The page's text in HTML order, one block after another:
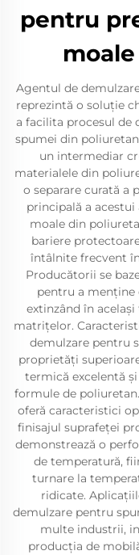
pentru
Agentul de
reprezintă o soluție
a facilita procesul de
spumei din
un intermediar
materialele din
o separare curată a
principală a
moale din
bariere
întâlnite frecvent
Producătorii se
pentru a
extinzând în
matrițelor.
demulzare pentru
proprietăți
termică excelentă
formule de
oferă caracteristici
finisajul suprafeței
demonstrează o
de temperatură,
turnare la
ridicate.
demulzare pentru
multe industrii,
producția de